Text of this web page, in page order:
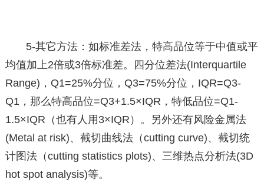
5-其它方法：如标准差法，特高品位等于中值或平
均值加上2倍或3倍标准差。四分位差法(Interquartile
Range)，Q1=25%分位，Q3=75%分位，IQR=Q3-
Q1，那么特高品位=Q3+1.5×IQR，特低品位=Q1-
1.5×IQR（也有人用3×IQR）。另外还有风险金属法
(Metal at risk)、截切曲线法（cutting curve)、截切统
计图法（cutting statistics plots)、三维热点分析法(3D
hot spot analysis)等。